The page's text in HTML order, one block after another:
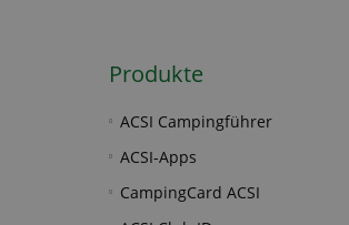
Produkte
ACSI Campingführer
ACSI-Apps
CampingCard ACSI